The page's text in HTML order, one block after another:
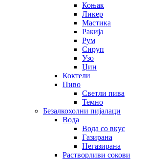
Коњак
Ликер
Мастика
Ракија
Рум
Сируп
Узо
Џин
Коктели
Пиво
Светли пива
Темно
Безалкохолни пијалаци
Вода
Вода со вкус
Газирана
Негазирана
Растворливи сокови